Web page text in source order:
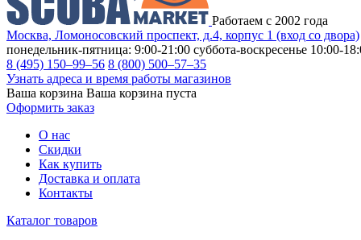
Работаем с 2002 года
Москва, Ломоносовский проспект, д.4, корпус 1 (вход со двора)
понедельник-пятница: 9:00-21:00 суббота-воскресенье 10:00-
8 (495) 150–99–56 8 (800) 500–57–35
Узнать адреса и время работы магазинов
Ваша корзина Ваша корзина пуста
Оформить заказ
О нас
Скидки
Как купить
Доставка и оплата
Контакты
Каталог товаров